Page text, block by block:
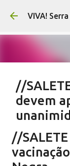
VIVA!
//
devem
eles
em
NOTÍCIAS SERRA
//